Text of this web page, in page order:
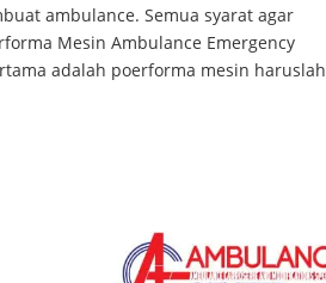
ambulance. Semua syarat agar
Mesin Ambulance Emergency
adalah poerforma mesin haruslah